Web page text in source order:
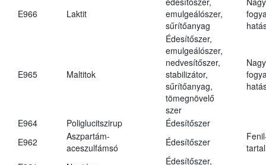
E966 Laktit
emulgeálószer,
sűrítőanyag
E965 Maltitok
Édesítőszer,
emulgeálószer,
nedvesítőszer,
stabilizátor,
sűrítőanyag,
tömegnövelő
szer
E964 Poliglucitszirup
Édesítőszer
E962
Aszpartám-
aceszulfámsó
Édesítőszer
Édesítőszer,